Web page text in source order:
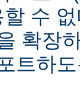
수
확장
트하